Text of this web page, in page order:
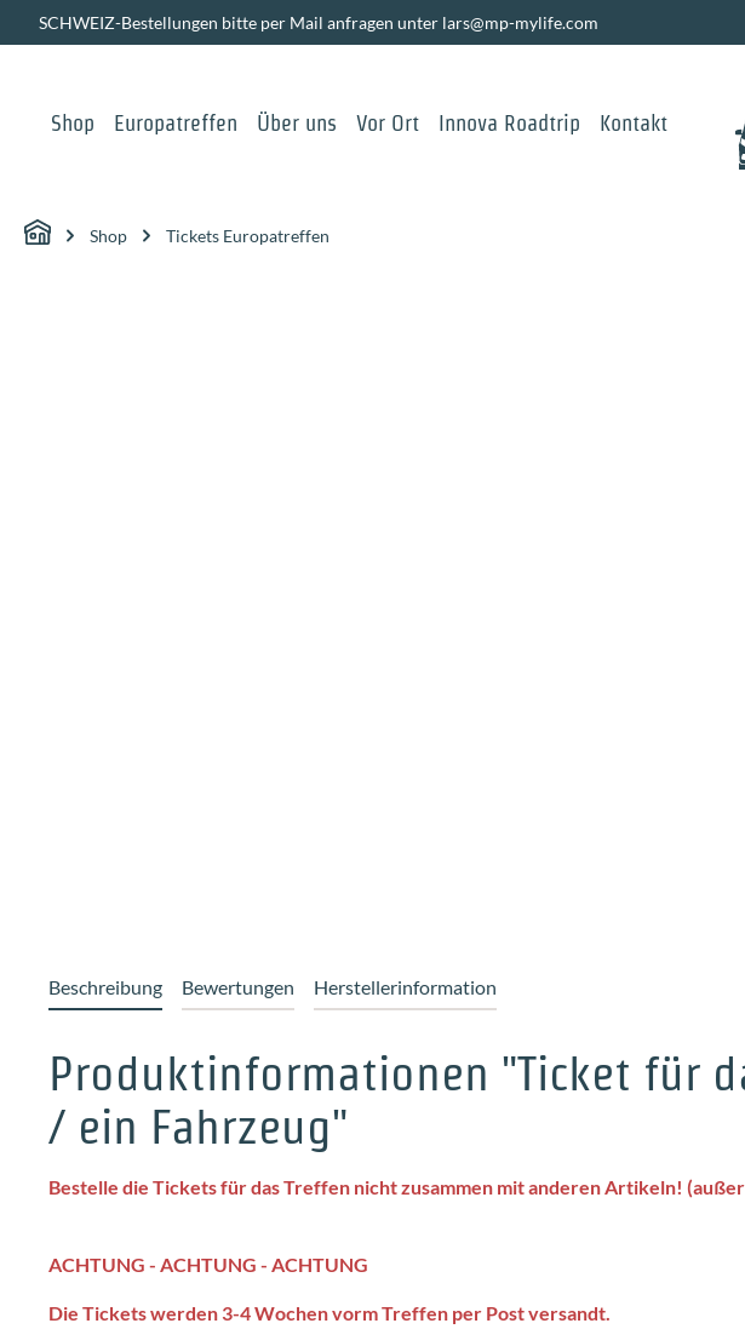
Zur Hauptnavigation springen
SCHWEIZ-Bestellungen bitte per Mail anfragen unter lars@mp-mylife.com
Shop Europatreffen Über uns Vor Ort Innova Roadtrip Kontakt
Shop Tickets Europatreffen
Beschreibung Bewertungen Herstellerinformation
Produktinformationen "Ticket für
/ ein Fahrzeug"
Bestelle die Tickets für das Treffen nicht zusammen mit anderen Artikeln!
ACHTUNG - ACHTUNG - ACHTUNG
Die Tickets werden 3-4 Wochen vorm Treffen per Post versandt.